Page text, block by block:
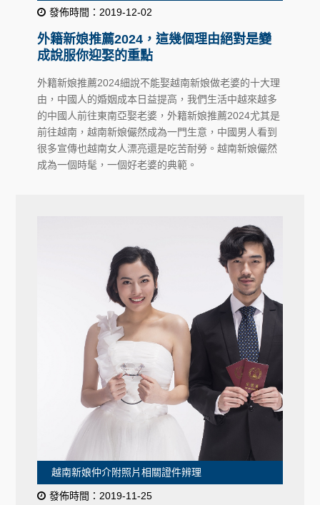
發佈時間：2019-12-02
外籍新娘推薦2024，這幾個理由絕對是變
成說服你迎娶的重點
外籍新娘推薦2024細說不能娶越南新娘做老婆的十大理
由，中國人的婚姻成本日益提高，我們生活中越來越多
的中國人前往東南亞娶老婆，外籍新娘推薦2024尤其是
前往越南，越南新娘儼然成為一門生意，中國男人看到
很多宣傳也越南女人漂亮還是吃苦耐勞。越南新娘儼然
成為一個時髦，一個好老婆的典範。
越南新娘仲介附照片相關證件辨理
發佈時間：2019-11-25